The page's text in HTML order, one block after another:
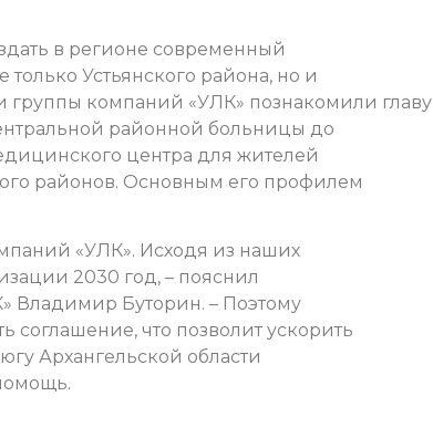
в регионе современный
Устьянского района, но и
группы компаний «УЛК» познакомили главу
районной больницы до
центра для жителей
районов. Основным его профилем
«УЛК». Исходя из наших
2030 год, – пояснил
Владимир Буторин. – Поэтому
соглашение, что позволит ускорить
Архангельской области